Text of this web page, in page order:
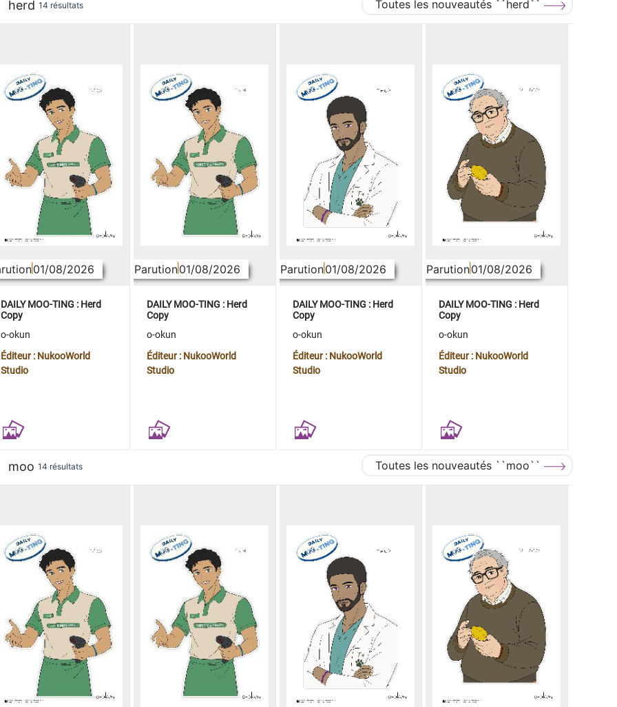
herd 14 résultats Toutes les nouveautés ``herd``
01/08/2026
DAILY MOO-TING : Herd
Copy
o-okun
Éditeur : NukooWorld
Studio
Parution01/08/2026
DAILY MOO-TING : Herd
Copy
o-okun
Éditeur : NukooWorld
Studio
Parution01/08/2026
DAILY MOO-TING : Herd
Copy
o-okun
Éditeur : NukooWorld
Studio
Parution01/08/2026
DAILY MOO-TING : Herd
Copy
o-okun
Éditeur : NukooWorld
Studio
moo 14 résultats Toutes les nouveautés ``moo``